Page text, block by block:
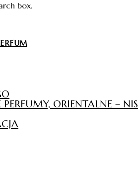
PERFUMY, ORIENTALNE –
box.